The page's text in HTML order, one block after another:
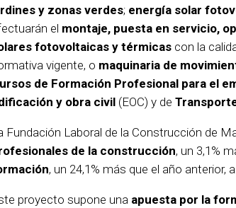
y zonas verdes; energía solar
el montaje, puesta en servicio,
fotovoltaicas y térmicas con la
vigente, o maquinaria de
de Formación Profesional para el
y obra civil (EOC) y de
Fundación Laboral de la Construcción de
de la construcción, un 3,1%
, un 24,1% más que el año anterior,
proyecto supone una apuesta por la